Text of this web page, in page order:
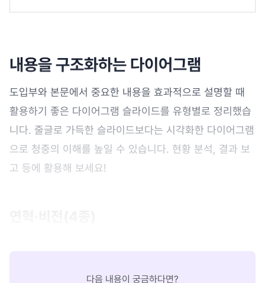
내용을 구조화하는 다이어그램
도입부와 본문에서 중요한 내용을 효과적으로 설명할 때
활용하기 좋은 다이어그램 슬라이드를 유형별로 정리했습
니다. 줄글로 가득한 슬라이드보다는 시각화한 다이어그램
으로 청중의 이해를 높일 수 있습니다. 현황 분석, 결과 보
고 등에 활용해 보세요!
다음 내용이 궁금하다면?